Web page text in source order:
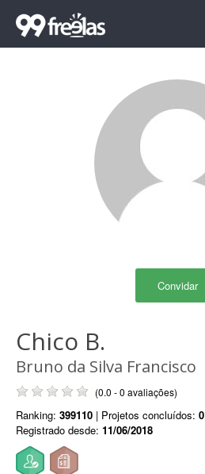
Convidar
Chico B.
Bruno da Silva Francisco
(0.0 - 0 avaliações)
Ranking: 399110 | Projetos concluídos: 0
Registrado desde: 11/06/2018